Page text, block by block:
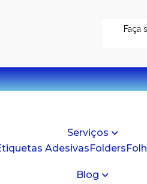
Faça
Serviços
Etiquetas Adesivas Folders
Blog